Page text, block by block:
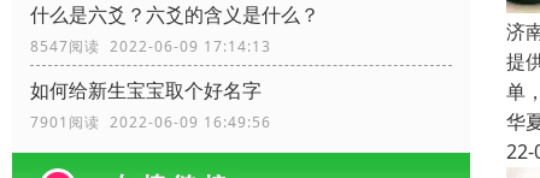
什么是六爻？六爻的含义是什么？
8547阅读 2022-06-09 17:14:13
如何给新生宝宝取个好名字
7901阅读 2022-06-09 16:49:56
济
提
单
华
22-